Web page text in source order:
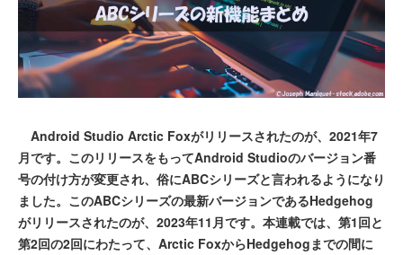
Android Studio Arctic Foxがリリースされたのが、2021年7
月です。このリリースをもってAndroid Studioのバージョン番
号の付け方が変更され、俗にABCシリーズと言われるようになり
ました。このABCシリーズの最新バージョンであるHedgehog
がリリースされたのが、2023年11月です。本連載では、第1回と
第2回の2回にわたって、Arctic FoxからHedgehogまでの間に